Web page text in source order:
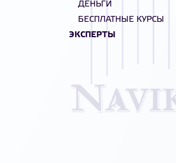
ДЕНЬГИ
БЕСПЛАТНЫЕ КУРСЫ
ЭКСПЕРТЫ